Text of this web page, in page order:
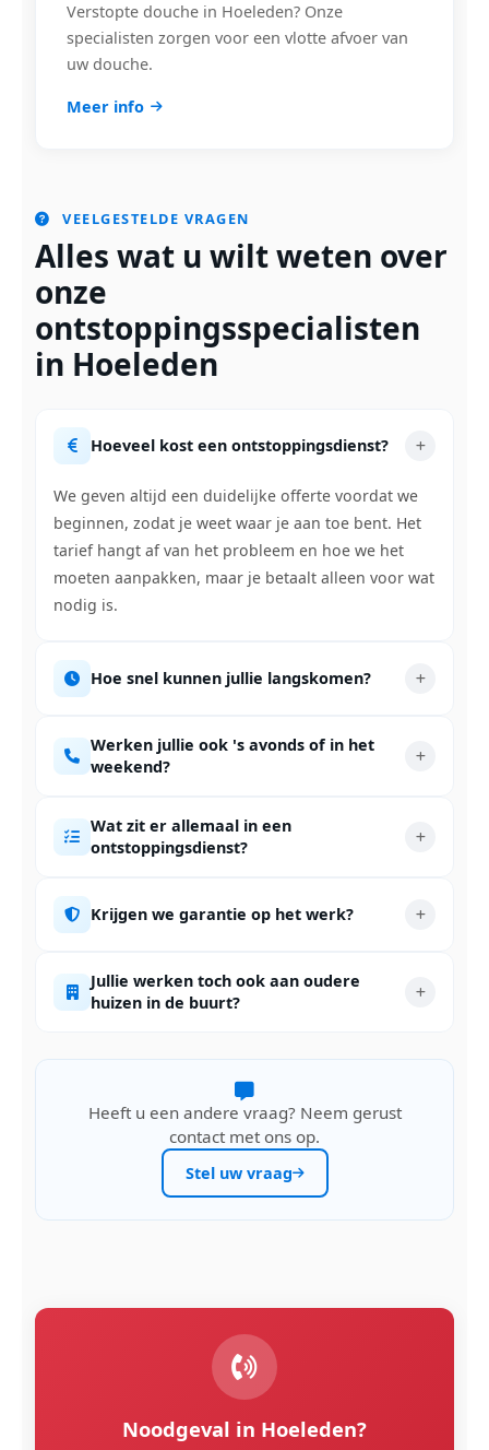
Verstopte douche in Hoeleden? Onze
specialisten zorgen voor een vlotte afvoer van
uw douche.
Meer info
VEELGESTELDE VRAGEN
Alles wat u wilt weten over
onze
ontstoppingsspecialisten
in Hoeleden
Hoeveel kost een ontstoppingsdienst?
We geven altijd een duidelijke offerte voordat we
beginnen, zodat je weet waar je aan toe bent. Het
tarief hangt af van het probleem en hoe we het
moeten aanpakken, maar je betaalt alleen voor wat
nodig is.
Hoe snel kunnen jullie langskomen?
Werken jullie ook 's avonds of in het
weekend?
Wat zit er allemaal in een
ontstoppingsdienst?
Krijgen we garantie op het werk?
Jullie werken toch ook aan oudere
huizen in de buurt?
Heeft u een andere vraag? Neem gerust
contact met ons op.
Stel uw vraag
Noodgeval in Hoeleden?